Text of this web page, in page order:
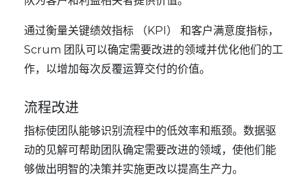
通过衡量关键绩效指标 （KPI） 和客户满意度指标，
Scrum 团队可以确定需要改进的领域并优化他们的工
作，以增加每次反覆运算交付的价值。
流程改进
指标使团队能够识别流程中的低效率和瓶颈。数据驱
动的见解可帮助团队确定需要改进的领域，使他们能
够做出明智的决策并实施更改以提高生产力。